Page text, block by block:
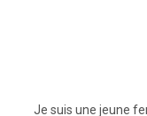
Je suis une jeune